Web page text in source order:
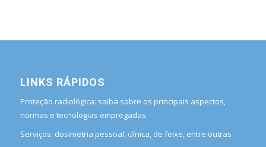
LINKS RÁPIDOS
Proteção radiológica: saiba sobre os principais aspectos,
normas e tecnologias empregadas
Serviços: dosimetria pessoal, clínica, de feixe, entre outras